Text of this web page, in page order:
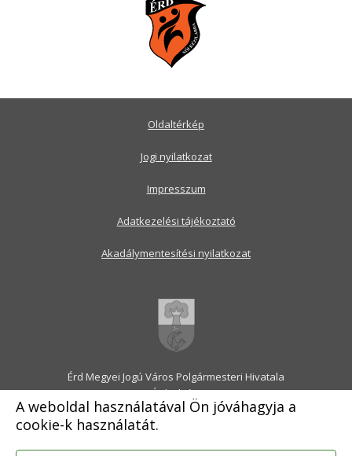
A weboldal használatával Ön jóváhagyja a
cookie-k használatát.
Érd Megyei Jogú Város Polgármesteri Hivatala
2030 Érd, Alsó utca 1.
Levélcím: 2031 Érd, Pf.: 31
E-mail:onkormanyzat@erd.hu
Telefonközpont:06-23-522-300
Oldaltérkép
Jogi nyilatkozat
Impresszum
Adatkezelési tájékoztató
Akadálymentesítési nyilatkozat